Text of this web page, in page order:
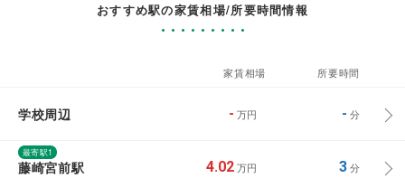
おすすめ駅の家賃相場/所要時間情報
家賃相場 所要時間
学校周辺 - 万円 - 分
最寄駅1
藤崎宮前駅 4.02 万円 3分